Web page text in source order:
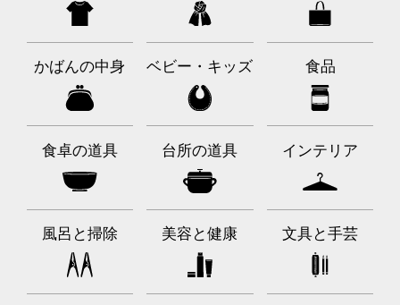
かばんの中身 ベビー・キッズ 食品
食卓の道具 台所の道具 インテリア
風呂と掃除 美容と健康 文具と手芸